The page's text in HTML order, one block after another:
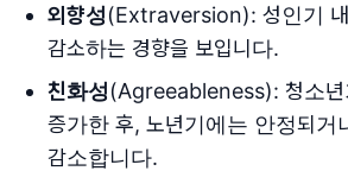
외향성(Extraversion): 성인기 내
감소하는 경향을 보입니다.
친화성(Agreeableness): 청소년
증가한 후, 노년기에는 안정되거
감소합니다.